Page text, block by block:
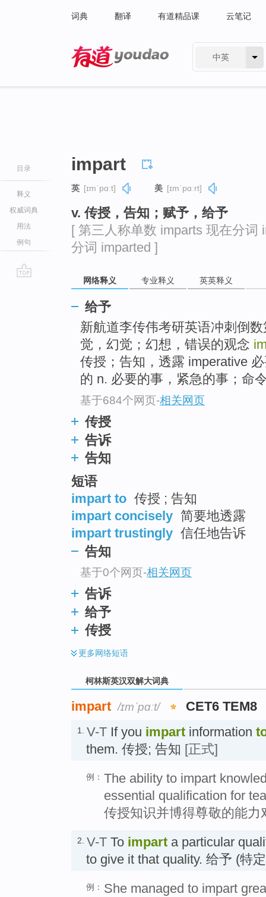
词典 翻译 有道精品课 云笔记
中英
目录
释义
权威词典
用法
例句
impart
英 [ɪmˈpɑːt] 美 [ɪmˈpɑːrt]
v. 传授，告知；赋予，给予
[ 第三人称单数 imparts 现在分词
分词 imparted ]
网络释义 专业释义 英英释义
给予
新航道李传伟考研英语冲刺倒
觉，幻觉；幻想，错误的观念
传授；告知，透露 imperative
的 n. 必要的事，紧急的事；命
基于684个网页-相关网页
传授
告诉
告知
短语
impart to 传授 ; 告知
impart concisely 简要地透露
impart trustingly 信任地告诉
告知
基于0个网页-相关网页
告诉
给予
传授
更多网络短语
柯林斯英汉双解大词典
impart /ɪmˈpɑːt/ CET6 TEM8
1. V-T If you impart information
them. 传授; 告知 [正式]
例： The ability to impart
essential qualification for
传授知识并博得尊敬的能
2. V-T To impart a particular
to give it that quality. 给予 (特
例： She managed to impart